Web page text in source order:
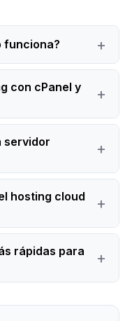
funciona?
con cPanel y
servidor
hosting cloud
rápidas para